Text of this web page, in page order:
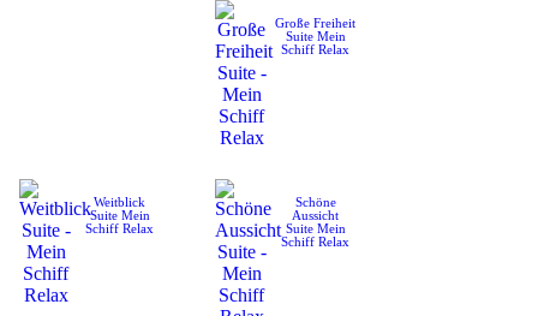
Große Freiheit
SuiteMein
Schiff Relax
Weitblick
SuiteMein
Schiff Relax
Schöne
Aussicht
SuiteMein
Schiff Relax